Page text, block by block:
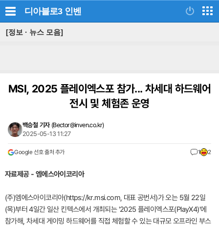
디아블로3 인벤
[정보 · 뉴스 모음]
MSI, 2025 플레이엑스포 참가... 차세대 하드웨어
전시 및 체험존 운영
백승철 기자 (Bector@inven.co.kr)
2025-05-13 11:27
Google 선호 출처 추가 1 2
자료제공 - 엠에스아이코리아
(주)엠에스아이코리아(https://kr.msi.com, 대표 공번서)가 오는 5월 22일
(목)부터 4일간 일산 킨텍스에서 개최되는 '2025 플레이엑스포(PlayX4)'에
참가해, 차세대 게이밍 하드웨어를 직접 체험할 수 있는 대규모 오프라인 부스